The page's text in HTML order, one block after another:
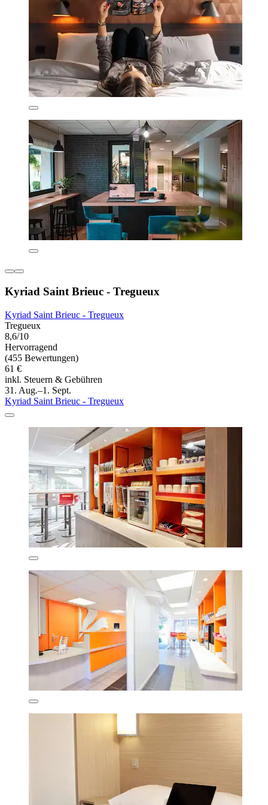
Kyriad Saint Brieuc - Tregueux
Kyriad Saint Brieuc - Tregueux
Tregueux
8,6/10
Hervorragend
(455 Bewertungen)
61 €
inkl. Steuern & Gebühren
31. Aug.–1. Sept.
Kyriad Saint Brieuc - Tregueux